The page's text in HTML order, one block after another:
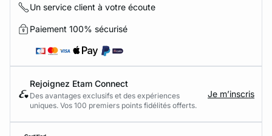
Un service client à votre écoute
Paiement 100% sécurisé
Rejoignez Etam Connect
Des avantages exclusifs et des expériences
uniques. Vos 100 premiers points fidélités offerts.
Je m’inscris